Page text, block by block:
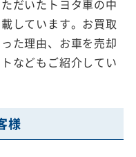
だいたトヨタ車の中
しています。お買取
た理由、お車を売却
などもご紹介してい
様